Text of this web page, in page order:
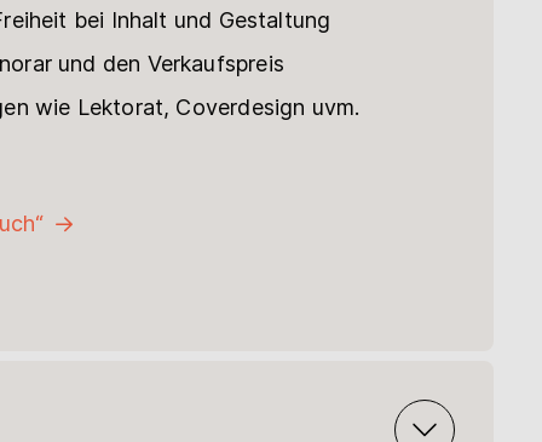
bei Inhalt und Gestaltung
und den Verkaufspreis
wie Lektorat, Coverdesign uvm.